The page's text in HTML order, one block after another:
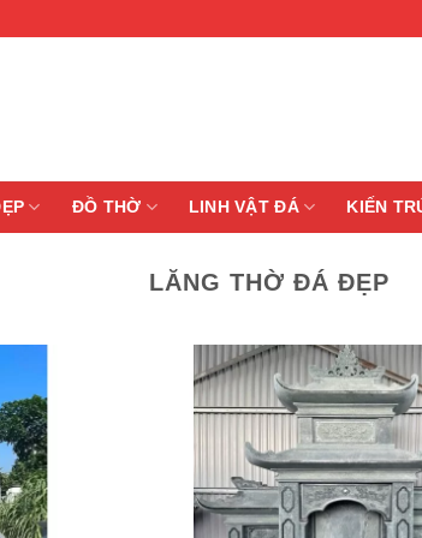
ĐỒ THỜ LINH VẬT ĐÁ KIẾN
LĂNG THỜ ĐÁ ĐẸP